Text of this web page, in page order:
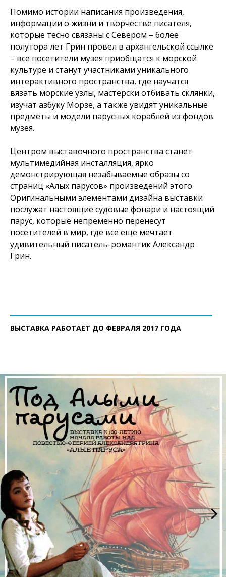
Помимо истории написания произведения,
информации о жизни и творчестве писателя,
которые тесно связаны с Севером – более
полутора лет Грин провел в архангельской ссылке
– все посетители музея приобщатся к морской
культуре и станут участниками уникального
интерактивного пространства, где научатся
вязать морские узлы, мастерски отбивать склянки,
изучат азбуку Морзе, а также увидят уникальные
предметы и модели парусных кораблей из фондов
музея.
Центром выставочного пространства станет
мультимедийная инсталляция, ярко
демонстрирующая незабываемые образы со
страниц «Алых парусов» произведений этого
Оригинальными элементами дизайна выставки
послужат настоящие судовые фонари и настоящий
парус, которые непременно перенесут
посетителей в мир, где все еще мечтает
удивительный писатель-романтик Александр
Грин.
ВЫСТАВКА РАБОТАЕТ ДО ФЕВРАЛЯ 2017 ГОДА